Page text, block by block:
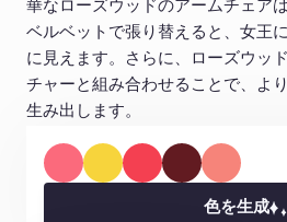
華なローズウッドのアームチェア
ベルベットで張り替えると、女王
に見えます。さらに、ローズウッ
チャーと組み合わせることで、よ
生み出します。
色を生成